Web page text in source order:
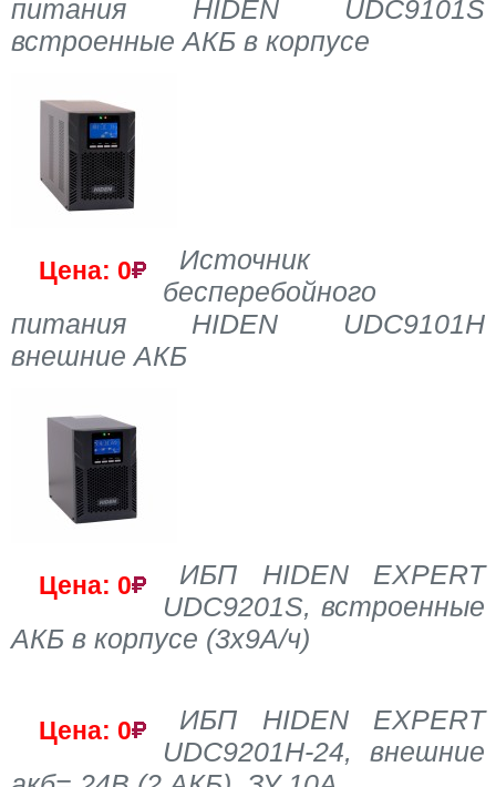
питания HIDEN UDC9101S
встроенные АКБ в корпусе
Цена: 0
Источник
бесперебойного
питания HIDEN UDC9101H
внешние АКБ
Цена: 0
ИБП HIDEN EXPERT
UDC9201S, встроенные
АКБ в корпусе (3х9А/ч)
Цена: 0
ИБП HIDEN EXPERT
UDC9201H-24, внешние